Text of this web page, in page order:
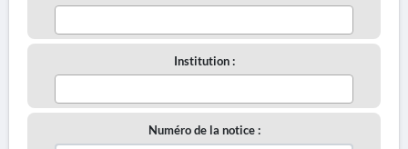
Institution :
Numéro de la notice :